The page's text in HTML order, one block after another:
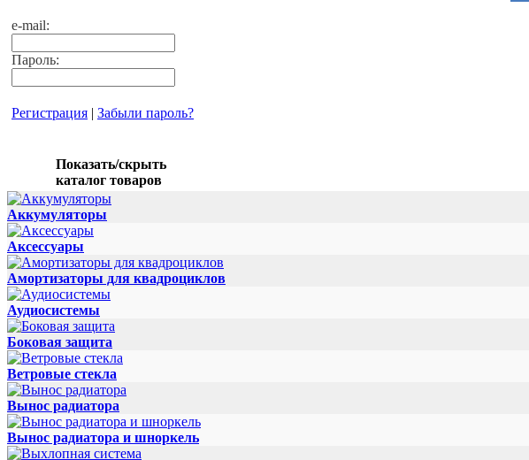
e-mail:
Пароль:
Регистрация | Забыли пароль?
Показать/скрыть
каталог товаров
Аккумуляторы
Аксессуары
Амортизаторы для квадроциклов
Аудиосистемы
Боковая защита
Ветровые стекла
Вынос радиатора
Вынос радиатора и шноркель